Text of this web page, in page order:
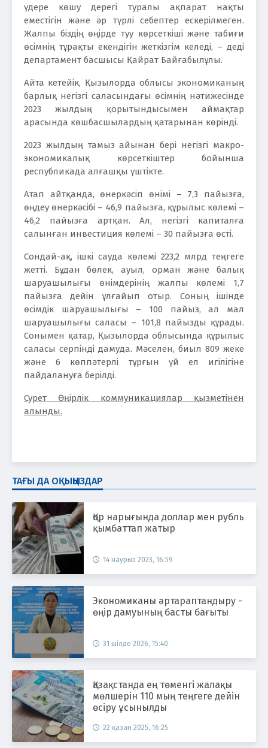
үдере көшу дерегі туралы ақпарат нақты
еместігін және әр түрлі себептер ескерілмеген.
Жалпы біздің өңірде туу көрсеткіші және табиғи
өсімнің тұрақты екендігін жеткізгім келеді, – деді
департамент басшысы Қайрат Байғабылұлы.
Айта кетейік, Қызылорда облысы экономиканың
барлық негізгі саласындағы өсімнің нәтижесінде
2023 жылдың қорытындысымен аймақтар
арасында көшбасшылардың қатарынан көрінді.
2023 жылдың тамыз айынан бері негізгі макро-
экономикалық көрсеткіштер бойынша
республикада алғашқы үштікте.
Атап айтқанда, өнеркәсіп өнімі – 7,3 пайызға,
өңдеу өнеркәсібі – 46,9 пайызға, құрылыс көлемі –
46,2 пайызға артқан. Ал, негізгі капиталға
салынған инвестиция көлемі – 30 пайызға өсті.
Сондай-ақ, ішкі сауда көлемі 223,2 млрд теңгеге
жетті. Бұдан бөлек, ауыл, орман және балық
шаруашылығы өнімдерінің жалпы көлемі 1,7
пайызға дейін ұлғайып отыр. Соның ішінде
өсімдік шаруашылығы – 100 пайыз, ал мал
шаруашылығы саласы – 101,8 пайызды құрады.
Сонымен қатар, Қызылорда облысында құрылыс
саласы серпінді дамуда. Мәселен, биыл 809 жеке
және 6 көппәтерлі тұрғын үй ел игілігіне
пайдалануға берілді.
Сурет Өңірлік коммуникациялар қызметінен
алынды.
ТАҒЫ ДА ОҚЫҢЫЗДАР
Қор нарығында доллар мен рубль
қымбаттап жатыр
14 наурыз 2023, 16:59
Экономиканы әртараптандыру -
өңір дамуының басты бағыты
31 шілде 2026, 15:40
Қазақстанда ең төменгі жалақы
мөлшерін 110 мың теңгеге дейін
өсіру ұсынылды
22 қазан 2025, 16:25